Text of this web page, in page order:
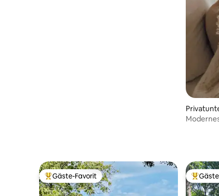
Beliebter Gäste-Favorit.
Gäste-Favorit